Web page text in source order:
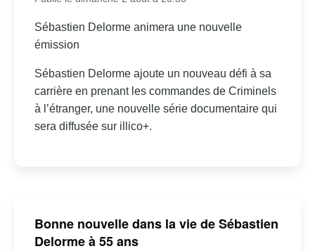
Sébastien Delorme animera une nouvelle
émission
Sébastien Delorme ajoute un nouveau défi à sa
carrière en prenant les commandes de Criminels
à l’étranger, une nouvelle série documentaire qui
sera diffusée sur illico+.
Bonne nouvelle dans la vie de Sébastien
Delorme à 55 ans